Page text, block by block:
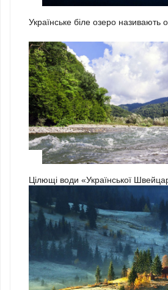
Українське біле озеро називають
Цілющі води «Української